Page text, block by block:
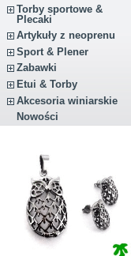
Torby sportowe &
Plecaki
Artykuły z neoprenu
Sport & Plener
Zabawki
Etui & Torby
Akcesoria winiarskie
Nowości